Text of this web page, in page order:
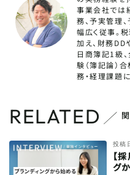
事業会社では
務、予実管理
幅広く従事。
加え、財務DD
日商簿記1級
験（簿記論）
務・経理課題
RELATED
投稿
【
グ